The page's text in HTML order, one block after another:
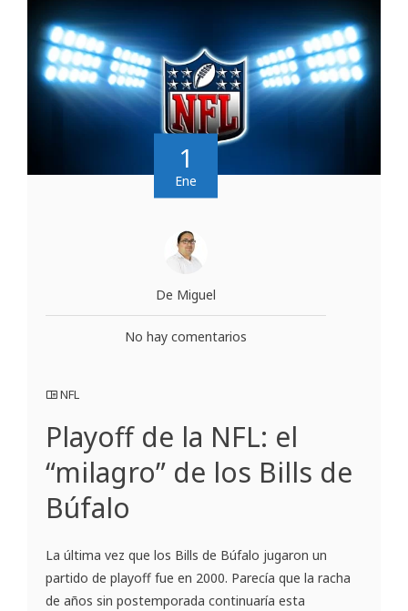
1
Ene
De Miguel
No hay comentarios
NFL
Playoff de la NFL: el
“milagro” de los Bills de
Búfalo
La última vez que los Bills de Búfalo jugaron un
partido de playoff fue en 2000. Parecía que la racha
de años sin postemporada continuaría esta